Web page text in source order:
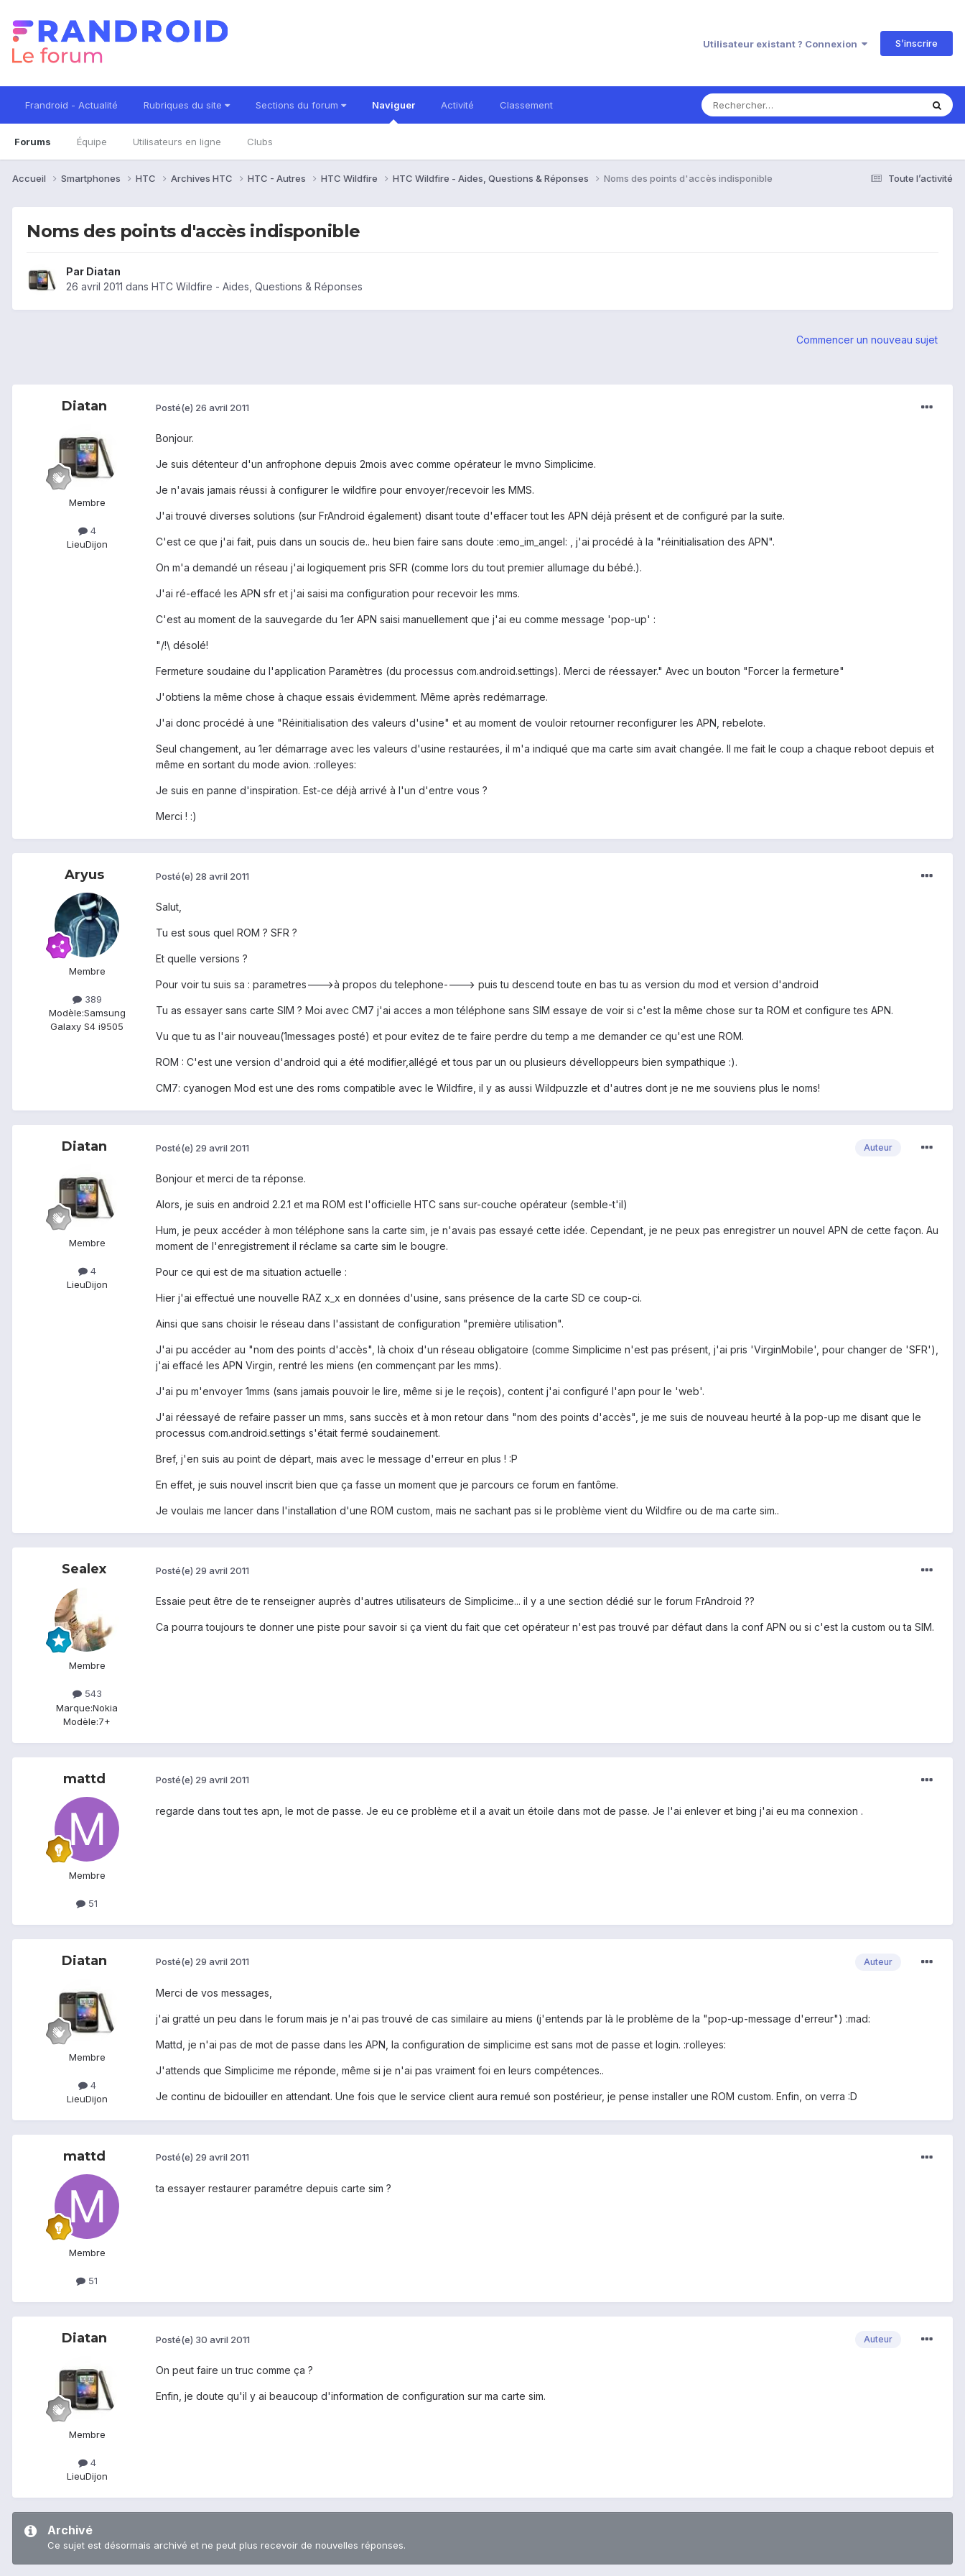
Utilisateur existant ? Connexion S’inscrire
Frandroid - Actualité Rubriques du site Sections du forum Naviguer
Forums Équipe Utilisateurs en ligne Clubs
Activité Classement
Toute l’activité
Accueil Smartphones HTC Archives HTC HTC - Autres HTC Wildfire HTC Wildfire - Aides, Questions & Réponses Noms des points d'accès indisponible
Noms des points d'accès indisponible
Par Diatan
26 avril 2011 dans HTC Wildfire - Aides, Questions & Réponses
Commencer un nouveau sujet
Diatan
Membre
4
LieuDijon
Posté(e) 26 avril 2011
Bonjour.
Je suis détenteur d'un anfrophone depuis 2mois avec comme opérateur le mvno Simplicime.
Je n'avais jamais réussi à configurer le wildfire pour envoyer/recevoir les MMS.
J'ai trouvé diverses solutions (sur FrAndroid également) disant toute d'effacer tout les APN déjà présent et de configuré par la suite.
C'est ce que j'ai fait, puis dans un soucis de.. heu bien faire sans doute :emo_im_angel: , j'ai procédé à la "réinitialisation des APN".
On m'a demandé un réseau j'ai logiquement pris SFR (comme lors du tout premier allumage du bébé.).
J'ai ré-effacé les APN sfr et j'ai saisi ma configuration pour recevoir les mms.
C'est au moment de la sauvegarde du 1er APN saisi manuellement que j'ai eu comme message 'pop-up' :
"/!\ désolé!
Fermeture soudaine du l'application Paramètres (du processus com.android.settings). Merci de réessayer." Avec un bouton "Forcer la fermeture"
J'obtiens la même chose à chaque essais évidemment. Même après redémarrage.
J'ai donc procédé à une "Réinitialisation des valeurs d'usine" et au moment de vouloir retourner reconfigurer les APN, rebelote.
Seul changement, au 1er démarrage avec les valeurs d'usine restaurées, il m'a indiqué que ma carte sim avait changée. Il me fait le coup a chaque reboot depuis et
même en sortant du mode avion. :rolleyes:
Je suis en panne d'inspiration. Est-ce déjà arrivé à l'un d'entre vous ?
Merci ! :)
Aryus
Membre
389
Modèle:Samsung
Galaxy S4 i9505
Posté(e) 28 avril 2011
Salut,
Tu est sous quel ROM ? SFR ?
Et quelle versions ?
Pour voir tu suis sa : parametres--->à propos du telephone----> puis tu descend toute en bas tu as version du mod et version d'android
Tu as essayer sans carte SIM ? Moi avec CM7 j'ai acces a mon téléphone sans SIM essaye de voir si c'est la même chose sur ta ROM et configure tes APN.
Vu que tu as l'air nouveau(1messages posté) et pour evitez de te faire perdre du temp a me demander ce qu'est une ROM.
ROM : C'est une version d'android qui a été modifier,allégé et tous par un ou plusieurs dévelloppeurs bien sympathique :).
CM7: cyanogen Mod est une des roms compatible avec le Wildfire, il y as aussi Wildpuzzle et d'autres dont je ne me souviens plus le noms!
Diatan
Membre
4
LieuDijon
Auteur
Posté(e) 29 avril 2011
Bonjour et merci de ta réponse.
Alors, je suis en android 2.2.1 et ma ROM est l'officielle HTC sans sur-couche opérateur (semble-t'il)
Hum, je peux accéder à mon téléphone sans la carte sim, je n'avais pas essayé cette idée. Cependant, je ne peux pas enregistrer un nouvel APN de cette façon. Au
moment de l'enregistrement il réclame sa carte sim le bougre.
Pour ce qui est de ma situation actuelle :
Hier j'ai effectué une nouvelle RAZ x_x en données d'usine, sans présence de la carte SD ce coup-ci.
Ainsi que sans choisir le réseau dans l'assistant de configuration "première utilisation".
J'ai pu accéder au "nom des points d'accès", là choix d'un réseau obligatoire (comme Simplicime n'est pas présent, j'ai pris 'VirginMobile', pour changer de 'SFR'),
j'ai effacé les APN Virgin, rentré les miens (en commençant par les mms).
J'ai pu m'envoyer 1mms (sans jamais pouvoir le lire, même si je le reçois), content j'ai configuré l'apn pour le 'web'.
J'ai réessayé de refaire passer un mms, sans succès et à mon retour dans "nom des points d'accès", je me suis de nouveau heurté à la pop-up me disant que le
processus com.android.settings s'était fermé soudainement.
Bref, j'en suis au point de départ, mais avec le message d'erreur en plus ! :P
En effet, je suis nouvel inscrit bien que ça fasse un moment que je parcours ce forum en fantôme.
Je voulais me lancer dans l'installation d'une ROM custom, mais ne sachant pas si le problème vient du Wildfire ou de ma carte sim..
Sealex
Membre
543
Marque:Nokia
Modèle:7+
Posté(e) 29 avril 2011
Essaie peut être de te renseigner auprès d'autres utilisateurs de Simplicime... il y a une section dédié sur le forum FrAndroid ??
Ca pourra toujours te donner une piste pour savoir si ça vient du fait que cet opérateur n'est pas trouvé par défaut dans la conf APN ou si c'est la custom ou ta SIM.
mattd
Membre
51
Posté(e) 29 avril 2011
regarde dans tout tes apn, le mot de passe. Je eu ce problème et il a avait un étoile dans mot de passe. Je l'ai enlever et bing j'ai eu ma connexion .
Diatan
Membre
4
LieuDijon
Auteur
Posté(e) 29 avril 2011
Merci de vos messages,
j'ai gratté un peu dans le forum mais je n'ai pas trouvé de cas similaire au miens (j'entends par là le problème de la "pop-up-message d'erreur") :mad:
Mattd, je n'ai pas de mot de passe dans les APN, la configuration de simplicime est sans mot de passe et login. :rolleyes:
J'attends que Simplicime me réponde, même si je n'ai pas vraiment foi en leurs compétences..
Je continu de bidouiller en attendant. Une fois que le service client aura remué son postérieur, je pense installer une ROM custom. Enfin, on verra :D
mattd
Membre
51
Posté(e) 29 avril 2011
ta essayer restaurer paramétre depuis carte sim ?
Diatan
Membre
4
LieuDijon
Auteur
Posté(e) 30 avril 2011
On peut faire un truc comme ça ?
Enfin, je doute qu'il y ai beaucoup d'information de configuration sur ma carte sim.
Archivé
Ce sujet est désormais archivé et ne peut plus recevoir de nouvelles réponses.